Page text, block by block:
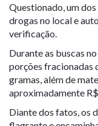
Questionado, um
drogas no local e
verificação.
Durante as buscas
porções fracionadas
gramas, além de
aproximadamente
Diante dos fatos, os